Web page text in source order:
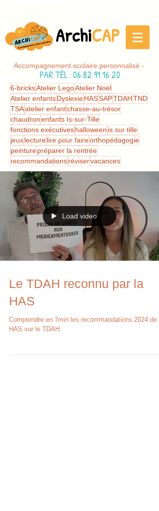
ArchiCAP
Accompagnement scolaire personnalisé -
PAR TÉL: 06 82 91 16 20
6-bricksAtelier LegoAtelier Noël
Atelier enfantsDyslexieHASSAPTDAHTND
TSAatelier enfantchasse-au-trésor
chaudronenfants Is-sur-Tille
fonctions exécutiveshalloween is sur tille
jeuxlecturelire pour faireorthopédagogie
peinturepréparer la rentrée
recommandationsréviservacances
Load video
Le TDAH reconnu par la
HAS
Comprendre en 7min les recommandations 2024 de
HAS sur le TDAH.